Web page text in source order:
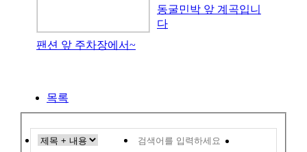
팬션 앞 주차장에서~
동굴민박 앞 계곡입니
다
목록